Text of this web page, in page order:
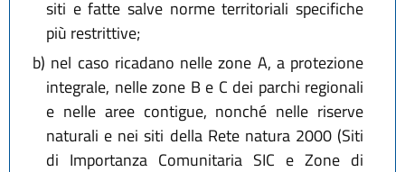
siti e fatte salve norme territoriali specifiche
più restrittive;
b) nel caso ricadano nelle zone A, a protezione
integrale, nelle zone B e C dei parchi regionali
e nelle aree contigue, nonché nelle riserve
naturali e nei siti della Rete natura 2000 (Siti
di Importanza Comunitaria SIC e Zone di